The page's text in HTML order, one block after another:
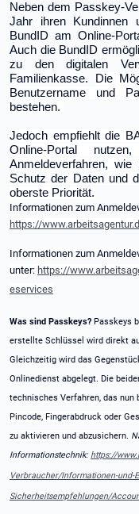
Neben dem Passkey-
Jahr ihren
BundID am Online-
Auch die BundID
zu den digitalen
Familienkasse.
Die
Benutzername und
bestehen.
Jedoch empfiehlt die
Online-Portal
Anmeldeverfahren,
Schutz der Daten und
oberste Priorität.
Informationen zum
https://
Informationen zum
unter: https://
eservices
Was sind Passkeys? Passkeys
erstellte Schlüssel wird direkt
Gleichzeitig wird das
Onlinedienst abgelegt. Die
technisches Verfahren, das
Pincode, Fingerabdruck oder
zu aktivieren und abzusichern.
Informationstechnik: https://
Verbraucher/Informationen-und-
Sicherheitsempfehlungen/